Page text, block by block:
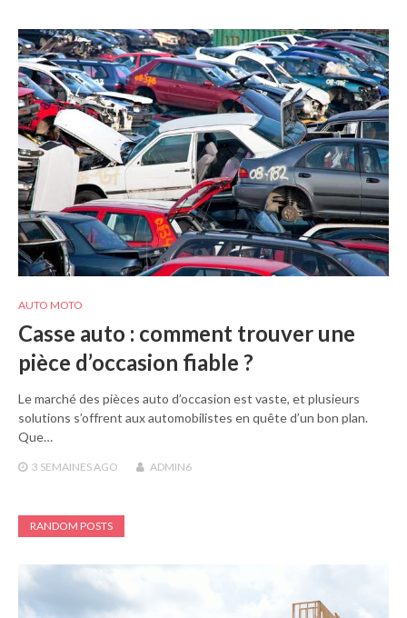
AUTO MOTO
Casse auto : comment trouver une
pièce d’occasion fiable ?
Le marché des pièces auto d’occasion est vaste, et plusieurs
solutions s’offrent aux automobilistes en quête d’un bon plan.
Que…
3 SEMAINES AGO ADMIN6
RANDOM POSTS